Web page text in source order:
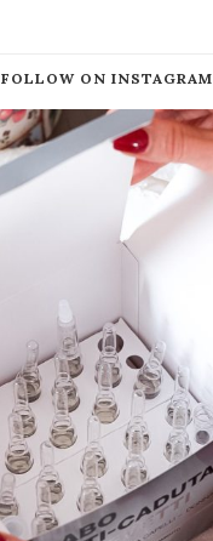
FOLLOW ON INSTAGRAM